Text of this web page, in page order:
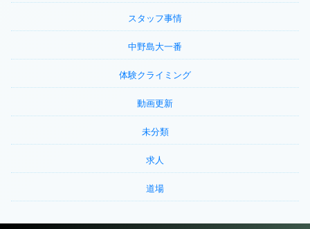
スタッフ事情
中野島大一番
体験クライミング
動画更新
未分類
求人
道場